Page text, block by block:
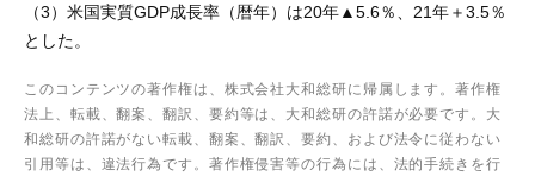
（3）米国実質GDP成長率（暦年）は20年▲5.6％、21年＋3.5％
とした。
このコンテンツの著作権は、株式会社大和総研に帰属します。著作権
法上、転載、翻案、翻訳、要約等は、大和総研の許諾が必要です。大
和総研の許諾がない転載、翻案、翻訳、要約、および法令に従わない
引用等は、違法行為です。著作権侵害等の行為には、法的手続きを行